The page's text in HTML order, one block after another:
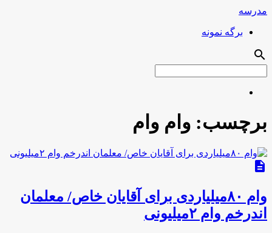
مدرسه
برگه نمونه
search
برچسب: وام وام
description
وام ۸۰میلیاردی برای آقایان خاص/ معلمان
اندرخم وام ۲میلیونی